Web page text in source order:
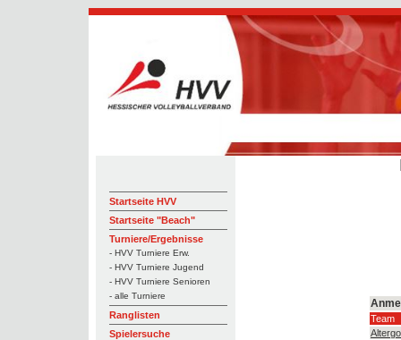
Startseite HVV
Startseite "Beach"
Turniere/Ergebnisse
- HVV Turniere Erw.
- HVV Turniere Jugend
- HVV Turniere Senioren
- alle Turniere
Ranglisten
Spielersuche
Team